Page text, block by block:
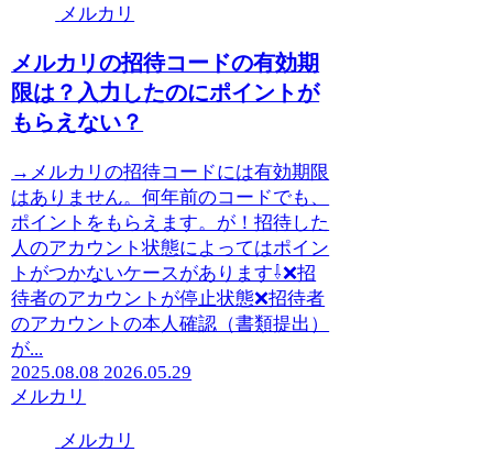
メルカリ
メルカリの招待コードの有効期
限は？入力したのにポイントが
もらえない？
→メルカリの招待コードには有効期限
はありません。何年前のコードでも、
ポイントをもらえます。が！招待した
人のアカウント状態によってはポイン
トがつかないケースがあります⇩❌招
待者のアカウントが停止状態❌招待者
のアカウントの本人確認（書類提出）
が...
2025.08.08 2026.05.29
メルカリ
メルカリ